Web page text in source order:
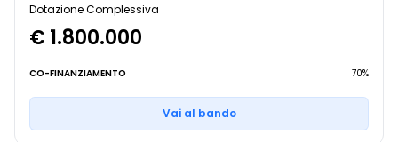
Dotazione Complessiva
€ 1.800.000
CO-FINANZIAMENTO 70%
Vai al bando